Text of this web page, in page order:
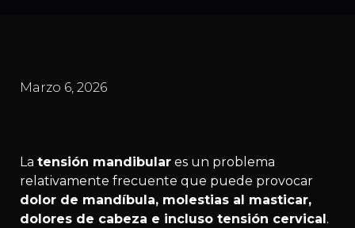
Marzo 6, 2026
La tensión mandibular es un problema
relativamente frecuente que puede provocar
dolor de mandíbula, molestias al masticar,
dolores de cabeza e incluso tensión cervical .